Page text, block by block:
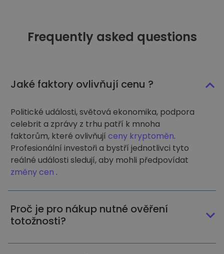
Frequently asked questions
Jaké faktory ovlivňují cenu ?
Politické události, světová ekonomika, podpora
celebrit a zprávy z trhu patří k mnoha
faktorům, které ovlivňují ceny kryptoměn.
Profesionální investoři a bystří jednotlivci tyto
reálné události sledují, aby mohli předpovídat
změny cen .
Proč je pro nákup nutné ověření
totožnosti?